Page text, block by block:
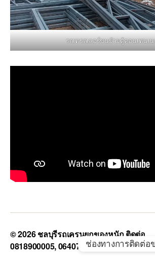
รถเทรลเลอร์ขนย้ายตู้คอนเทนเ
© 2026ชลบุรีรถเครนยกของหนัก ติดต่อ
0818900005, 0640711613, 0800628488
ช่องทางการติดต่อข